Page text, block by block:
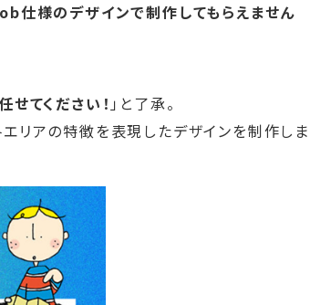
仕様のデザインで制作してもらえません
せてください！ 」と了承。
リアの特徴を表現したデザインを制作し